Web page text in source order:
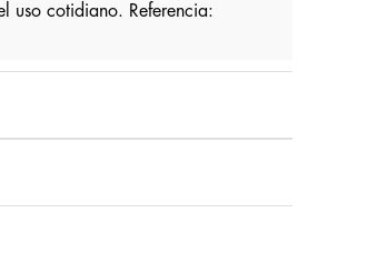
uso cotidiano. Referencia: